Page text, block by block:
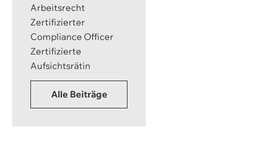
Arbeitsrecht
Zertifizierter
Compliance Officer
Zertifizierte
Aufsichtsrätin
Alle Beiträge